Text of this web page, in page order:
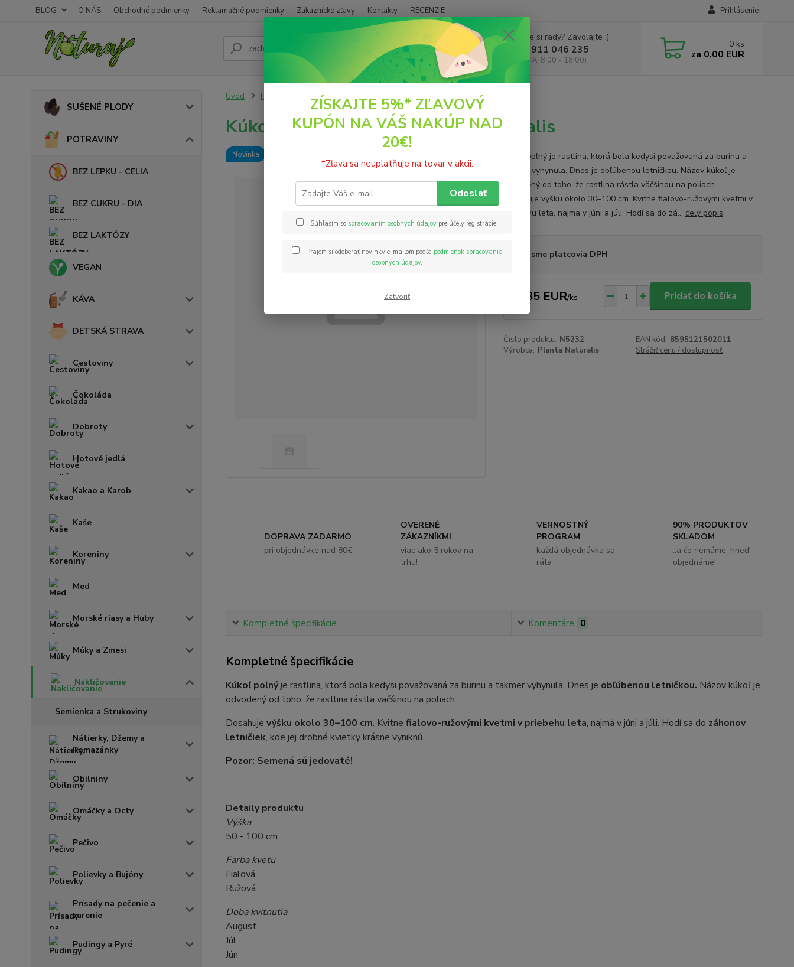
BLOG O NÁS Obchodné podmienky Reklamačné podmienky Zákaznícke zľavy Kontakty RECENZIE Prihlásenie
Hľadať
Neviete si rady? Zavolajte :)
+421 911 046 235
(PO - PIA, 8:00 - 18:00)
0 ks
za 0,00 EUR
SUŠENÉ PLODY
POTRAVINY
BEZ LEPKU - CELIA
BEZ CUKRU - DIA
BEZ LAKTÓZY
VEGAN
KÁVA
DETSKÁ STRAVA
Cestoviny
Čokoláda
Dobroty
Hotové jedlá
Kakao a Karob
Kaše
Koreniny
Med
Morské riasy a Huby
Múky a Zmesi
Nakličovanie
Semienka a Strukoviny
Nátierky, Džemy a
Pomazánky
Obilniny
Omáčky a Octy
Pečivo
Polievky a Bujóny
Prísady na pečenie a
varenie
Pudingy a Pyré
Úvod POTRAVINY Nakličovanie Kúkoľ poľný 40 semien Planta Naturalis
Kúkoľ poľný 40 semien Planta Naturalis
Novinka
Kúkoľ poľný je rastlina, ktorá bola kedysi považovaná za burinu a
takmer vyhynula. Dnes je obľúbenou letničkou. Názov kúkoľ je
odvodený od toho, že rastlina rástla väčšinou na poliach.
Dosahuje výšku okolo 30–100 cm. Kvitne fialovo-ružovými kvetmi v
priebehu leta, najmä v júni a júli. Hodí sa do zá... celý popis
Nie sme platcovia DPH
3,85 EUR/ks Pridať do košíka
Číslo produktu: N5232 EAN kód: 8595121502011
Výrobca: Planta Naturalis Strážiť cenu / dostupnosť
DOPRAVA ZADARMO
pri objednávke nad 80€
OVERENÉ
ZÁKAZNÍKMI
viac ako 5 rokov na
trhu!
VERNOSTNÝ
PROGRAM
každá objednávka sa
ráta
90% PRODUKTOV
SKLADOM
..a čo nemáme, hneď
objednáme!
Kompletné špecifikácie Komentáre 0
Kompletné špecifikácie
Kúkoľ poľnýje rastlina, ktorá bola kedysi považovaná za burinu a takmer vyhynula. Dnes je obľúbenou letničkou. Názov kúkoľ je
odvodený od toho, že rastlina rástla väčšinou na poliach.
Dosahuje výšku okolo 30–100 cm. Kvitne fialovo-ružovými kvetmi v priebehu leta, najmä v júni a júli. Hodí sa do záhonov
letničiek, kde jej drobné kvietky krásne vyniknú.
Pozor: Semená sú jedovaté!
Detaily produktu
Výška
50 - 100 cm
Farba kvetu
Fialová
Ružová
Doba kvitnutia
August
Júl
Jún
ZÍSKAJTE 5%* ZĽAVOVÝ
KUPÓN NA VÁŠ NAKÚP NAD
20€!
*Zľava sa neuplatňuje na tovar v akcii.
Odoslať
Súhlasím so spracovaním osobných údajov pre účely registrácie.
Prajem si odoberať novinky e-mailom podľa podmienok spracovania
osobných údajov.
Zatvoriť